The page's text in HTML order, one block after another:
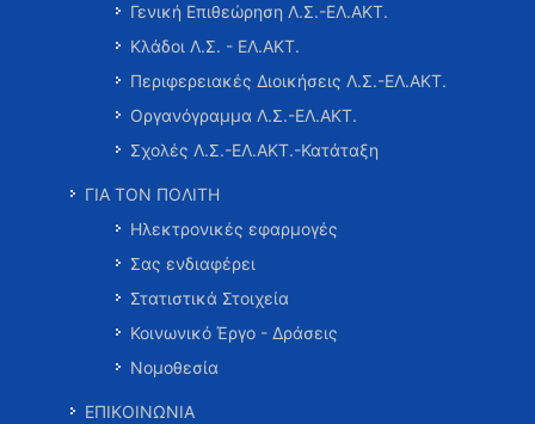
Γενική Επιθεώρηση Λ.Σ.-ΕΛ.ΑΚΤ.
Κλάδοι Λ.Σ. - ΕΛ.ΑΚΤ.
Περιφερειακές Διοικήσεις Λ.Σ.-ΕΛ.ΑΚΤ.
Οργανόγραμμα Λ.Σ.-ΕΛ.ΑΚΤ.
Σχολές Λ.Σ.-ΕΛ.ΑΚΤ.-Κατάταξη
ΓΙΑ ΤΟΝ ΠΟΛΙΤΗ
Ηλεκτρονικές εφαρμογές
Σας ενδιαφέρει
Στατιστικά Στοιχεία
Κοινωνικό Έργο - Δράσεις
Νομοθεσία
ΕΠΙΚΟΙΝΩΝΙΑ